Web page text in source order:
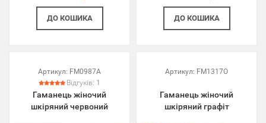
ДО КОШИКА ДО КОШИКА
Артикул: FM0987A
Відгуків: 1
Гаманець жіночий
шкіряний червоний
Артикул: FM1317O
Гаманець жіночий
шкіряний графіт